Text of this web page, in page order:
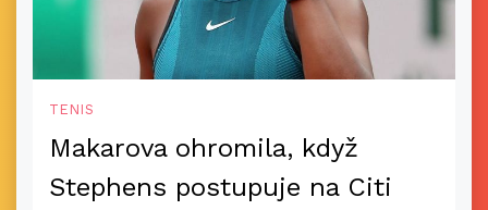
TENIS
Makarova ohromila, když
Stephens postupuje na Citi